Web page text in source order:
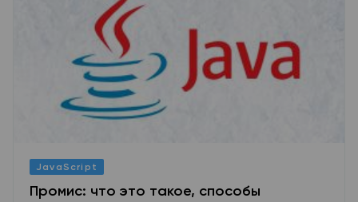
JavaScript
Промис: что это такое, способы